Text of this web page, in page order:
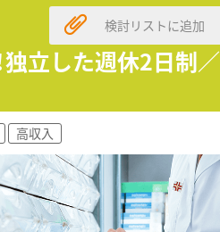
立した週休2日制／
検討リストに追加
高収入